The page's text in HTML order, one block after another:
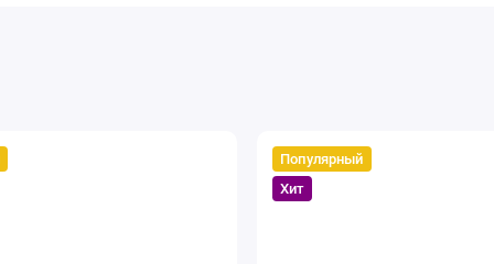
Популярный
Хит